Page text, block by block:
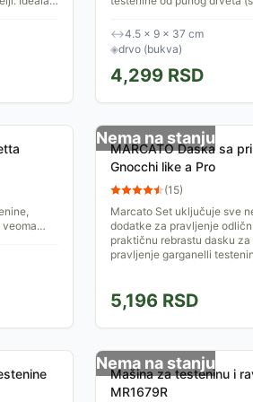
čak kilogram obrađene...
↔4.5 × 9 × 37 cm
◈drvo (bukva)
4,299 RSD
Nema na stanju
MARCATO Daska sa
Gnocchi like a Pro
(15)
Marcato Set uključuje sve
dodatke za pravljenje
praktičnu rebrastu dasku
pravljenje garganelli
5,196 RSD
Nema na stanju
Mašina za testeninu i
MR1679R